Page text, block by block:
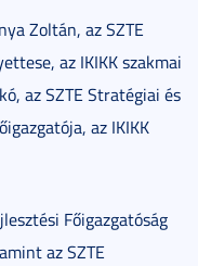
Zoltán, az SZTE
az IKIKK szakmai
az SZTE Stratégiai és
az IKIKK
Főigazgatóság
az SZTE